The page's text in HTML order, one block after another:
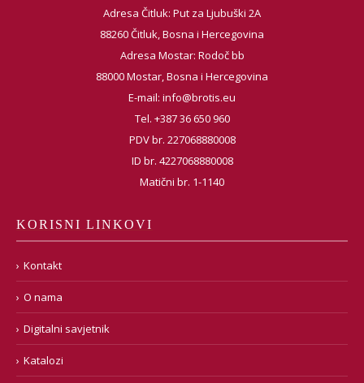
Adresa Čitluk: Put za Ljubuški 2A
88260 Čitluk, Bosna i Hercegovina
Adresa Mostar: Rodoč bb
88000 Mostar, Bosna i Hercegovina
E-mail: info@brotis.eu
Tel. +387 36 650 960
PDV br. 227068880008
ID br. 4227068880008
Matični br. 1-1140
KORISNI LINKOVI
Kontakt
O nama
Digitalni savjetnik
Katalozi